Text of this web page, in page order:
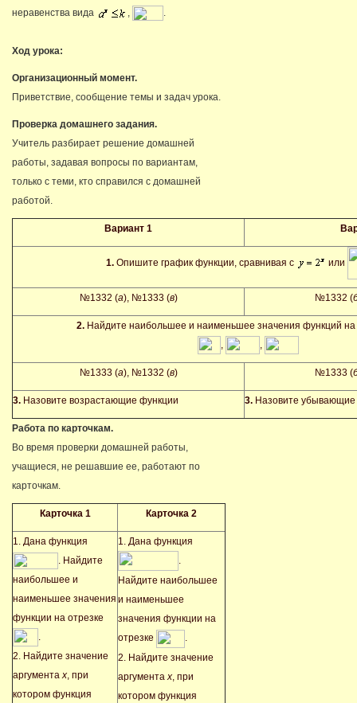
неравенства вида
, .
Ход урока:
Организационный момент.
Приветствие, сообщение темы и задач урока.
Проверка домашнего задания.
Учитель разбирает решение домашней
работы, задавая вопросы по вариантам,
только с теми, кто справился с домашней
работой.
Вариант 1
1. Опишите график функции, сравнивая с или
№1332 (а), №1333 (в) №1332 (
2. Найдите наибольшее и наименьшее значения функций на
,
,
№1333 (а), №1332 (в) №1333 (
3. Назовите возрастающие функции 3. Назовите
Работа по карточкам.
Во время проверки домашней работы,
учащиеся, не решавшие ее, работают по
карточкам.
Карточка 1 Карточка 2
1. Дана функция
. Найдите
наибольшее и
наименьшее значения
функции на отрезке
.
2. Найдите значение
аргументаx, при
котором функция
1. Дана функция
.
Найдите наибольшее
и наименьшее
значения функции на
отрезке
.
2. Найдите значение
аргумента x , при
котором функция